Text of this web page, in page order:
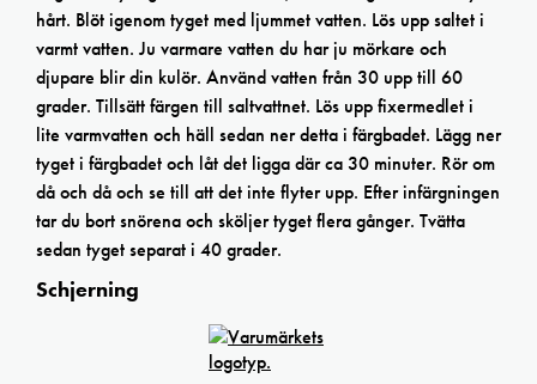
hårt. Blöt igenom tyget med ljummet vatten. Lös upp saltet i
varmt vatten. Ju varmare vatten du har ju mörkare och
djupare blir din kulör. Använd vatten från 30 upp till 60
grader. Tillsätt färgen till saltvattnet. Lös upp fixermedlet i
lite varmvatten och häll sedan ner detta i färgbadet. Lägg ner
tyget i färgbadet och låt det ligga där ca 30 minuter. Rör om
då och då och se till att det inte flyter upp. Efter infärgningen
tar du bort snörena och sköljer tyget flera gånger. Tvätta
sedan tyget separat i 40 grader.
Schjerning